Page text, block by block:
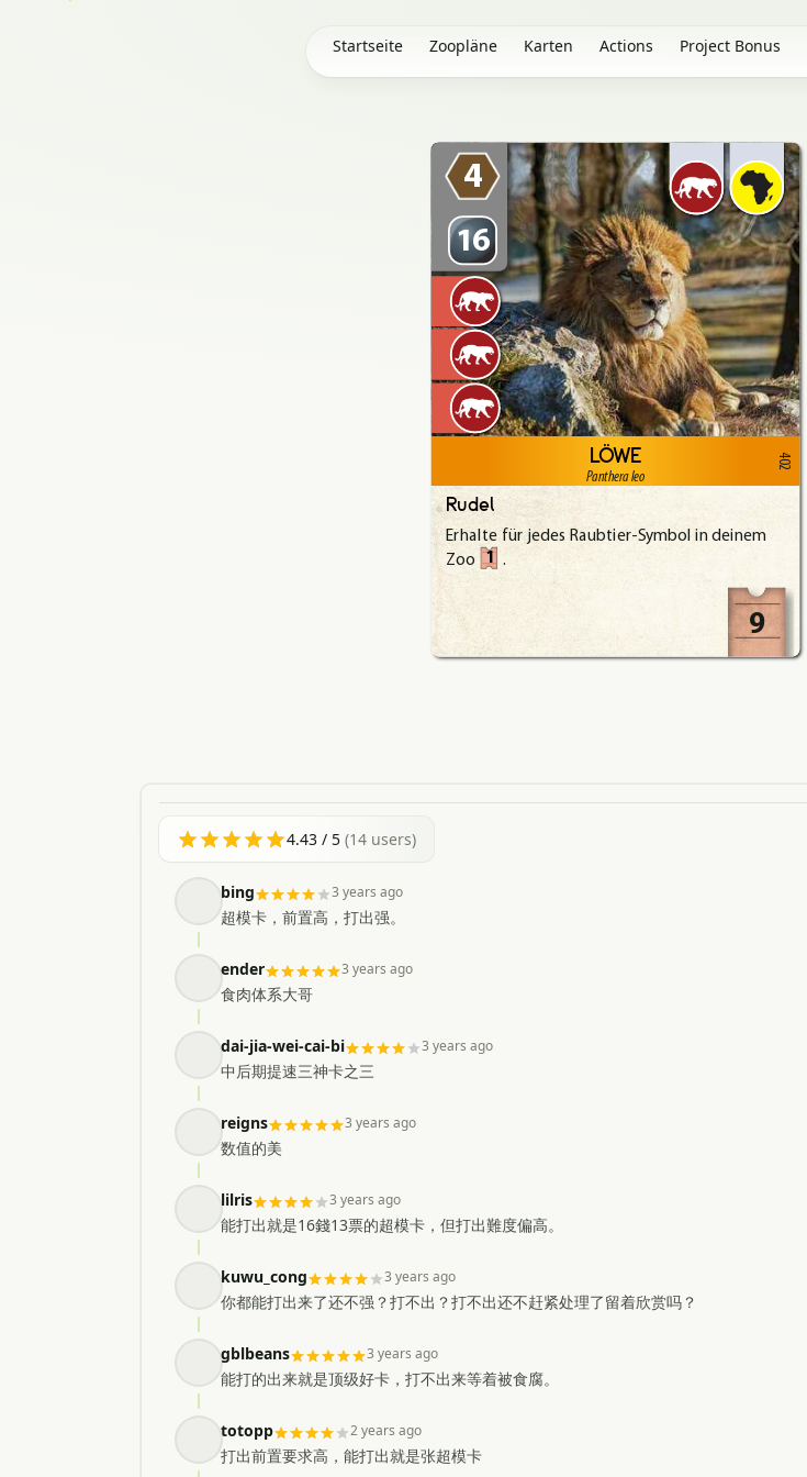
Startseite Zoopläne Karten Actions Project Bonus
4
16
402
LÖWE
Panthera leo
9
Rudel
Erhalte für jedes Raubtier-Symbol in deinem
Zoo 1 .
4.43 / 5 (14 users)
bing 3 years ago
超模卡，前置高，打出强。
ender 3 years ago
食肉体系大哥
dai-jia-wei-cai-bi 3 years ago
中后期提速三神卡之三
reigns 3 years ago
数值的美
lilris 3 years ago
能打出就是16錢13票的超模卡，但打出難度偏高。
kuwu_cong 3 years ago
你都能打出来了还不强？打不出？打不出还不赶紧处理了留着欣赏吗？
gblbeans 3 years ago
能打的出来就是顶级好卡，打不出来等着被食腐。
totopp 2 years ago
打出前置要求高，能打出就是张超模卡